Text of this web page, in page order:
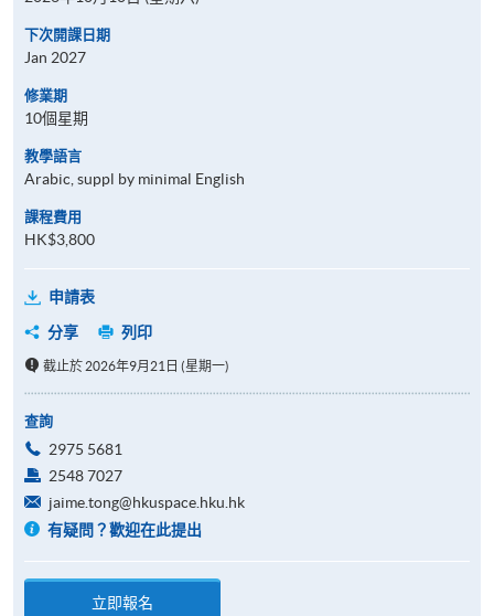
下次開課日期
Jan 2027
修業期
10個星期
教學語言
Arabic, suppl by minimal English
課程費用
HK$3,800
申請表
分享
列印
截止於 2026年9月21日 (星期一)
查詢
2975 5681
2548 7027
jaime.tong@hkuspace.hku.hk
有疑問？歡迎在此提出
立即報名